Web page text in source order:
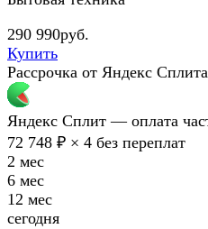
290 990руб.
Купить
Рассрочка от Яндекс Сплита
Яндекс Сплит — оплата
72 748 ₽ × 4 без переплат
2 мес
6 мес
12 мес
сегодня